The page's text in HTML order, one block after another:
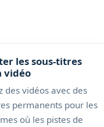
les sous-titres
vidéo
des vidéos avec des
permanents pour les
où les pistes de